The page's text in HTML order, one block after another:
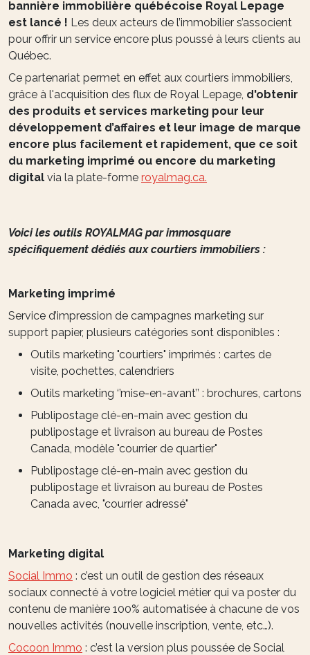
bannière immobilière québécoise Royal Lepage
est lancé ! Les deux acteurs de l’immobilier s’associent
pour offrir un service encore plus poussé à leurs clients au
Québec.
Ce partenariat permet en effet aux courtiers immobiliers,
grâce à l'acquisition des flux de Royal Lepage, d'obtenir
des produits et services marketing pour leur
développement d’affaires et leur image de marque
encore plus facilement et rapidement, que ce soit
du marketing imprimé ou encore du marketing
digital via la plate-forme royalmag.ca.
Voici les outils ROYALMAG par immosquare
spécifiquement dédiés aux courtiers immobiliers :
Marketing imprimé
Service d’impression de campagnes marketing sur
support papier, plusieurs catégories sont disponibles :
Outils marketing "courtiers" imprimés : cartes de
visite, pochettes, calendriers
Outils marketing ‘’mise-en-avant’’ : brochures, cartons
Publipostage clé-en-main avec gestion du
publipostage et livraison au bureau de Postes
Canada, modèle "courrier de quartier"
Publipostage clé-en-main avec gestion du
publipostage et livraison au bureau de Postes
Canada avec, "courrier adressé"
Marketing digital
Social Immo : c’est un outil de gestion des réseaux
sociaux connecté à votre logiciel métier qui va poster du
contenu de manière 100% automatisée à chacune de vos
nouvelles activités (nouvelle inscription, vente, etc…).
Cocoon Immo : c’est la version plus poussée de Social